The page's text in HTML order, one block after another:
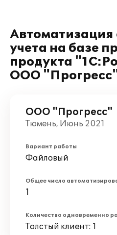
Автоматизация
учета на базе
продукта
ООО "Прогресс"
ООО "Прогресс"
Тюмень, Июнь 2021
Вариант работы
Файловый
Общее число
1
Количество одновременно
Толстый клиент: 1